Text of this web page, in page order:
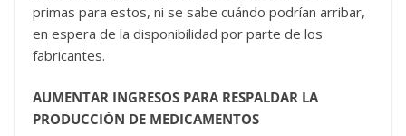
primas para estos, ni se sabe cuándo podrían arribar,
en espera de la disponibilidad por parte de los
fabricantes.
AUMENTAR INGRESOS PARA RESPALDAR LA
PRODUCCIÓN DE MEDICAMENTOS